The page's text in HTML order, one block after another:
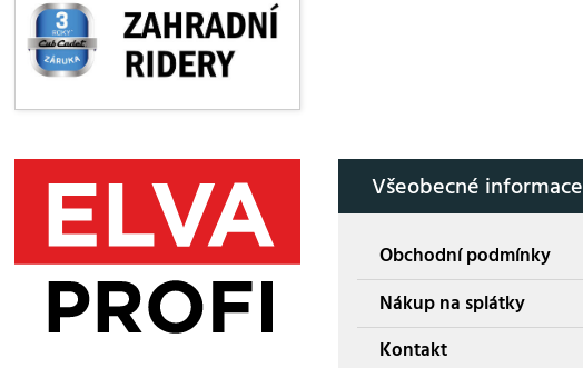
Všeobecné informace
Obchodní podmínky
Nákup na splátky
Kontakt